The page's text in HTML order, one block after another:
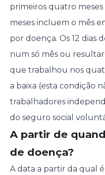
primeiros quatro meses
meses incluem o mês
por doença. Os 12 dias
num só mês ou
que trabalhou nos
a baixa (esta condição
trabalhadores
do seguro social
A partir de
de doença?
A data a partir da qual